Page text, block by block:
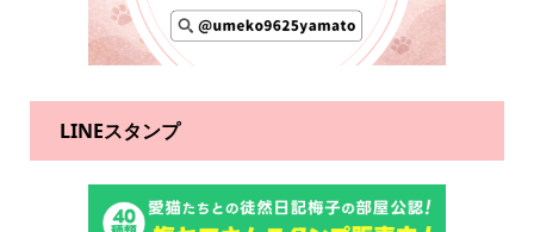
LINEスタンプ